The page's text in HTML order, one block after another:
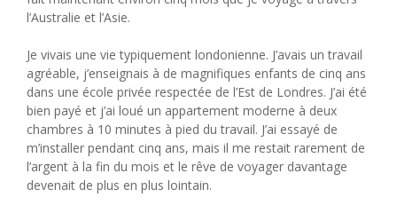
l’Australie et l’Asie.
Je vivais une vie typiquement londonienne. J’avais un travail
agréable, j’enseignais à de magnifiques enfants de cinq ans
dans une école privée respectée de l’Est de Londres. J’ai été
bien payé et j’ai loué un appartement moderne à deux
chambres à 10 minutes à pied du travail. J’ai essayé de
m’installer pendant cinq ans, mais il me restait rarement de
l’argent à la fin du mois et le rêve de voyager davantage
devenait de plus en plus lointain.